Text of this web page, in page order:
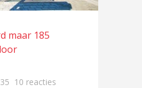
maar 185
10 reacties